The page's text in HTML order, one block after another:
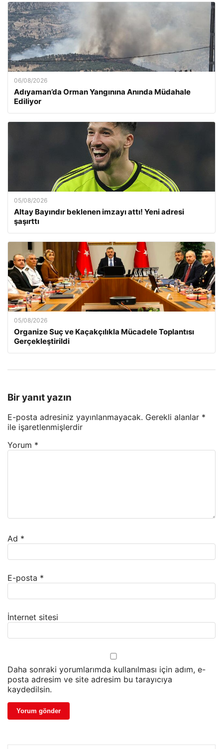
06/08/2026
Adıyaman’da Orman Yangınına Anında Müdahale
Ediliyor
05/08/2026
Altay Bayındır beklenen imzayı attı! Yeni adresi
şaşırttı
05/08/2026
Organize Suç ve Kaçakçılıkla Mücadele Toplantısı
Gerçekleştirildi
Bir yanıt yazın
E-posta adresiniz yayınlanmayacak. Gerekli alanlar *
ile işaretlenmişlerdir
Yorum *
Ad *
E-posta *
İnternet sitesi
Daha sonraki yorumlarımda kullanılması için adım, e-
posta adresim ve site adresim bu tarayıcıya
kaydedilsin.